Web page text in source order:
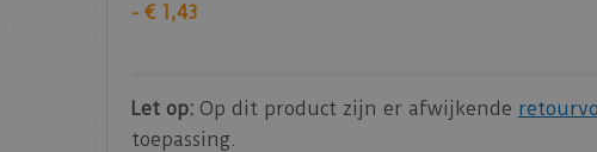
- € 1,43
Let op: Op dit product zijn er afwijkende
toepassing.